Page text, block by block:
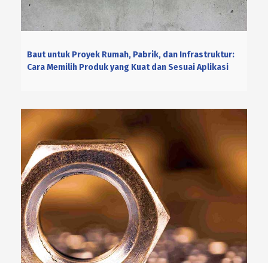
Baut untuk Proyek Rumah, Pabrik, dan Infrastruktur:
Cara Memilih Produk yang Kuat dan Sesuai Aplikasi